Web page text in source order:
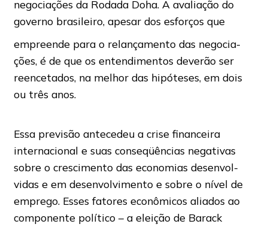
negociações da Rodada Doha. A avaliação do
governo brasileiro, apesar dos esforços que
empreende para o relançamento das negocia-
ções, é de que os entendimentos deverão ser
reencetados, na melhor das hipóteses, em dois
ou três anos.
Essa previsão antecedeu a crise financeira
internacional e suas conseqüências negativas
sobre o crescimento das economias desenvol-
vidas e em desenvolvimento e sobre o nível de
emprego. Esses fatores econômicos aliados ao
componente político – a eleição de Barack